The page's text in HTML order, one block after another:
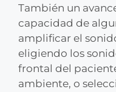
También un
capacidad de
amplificar el
eligiendo los
frontal del
ambiente, o